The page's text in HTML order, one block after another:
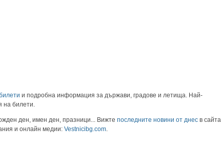
и подробна информация за държави, градове и летища. Най-
на билети.
ден, имен ден, празници... Вижте последните новини от днес в сайта
и онлайн медии: Vestnicibg.com